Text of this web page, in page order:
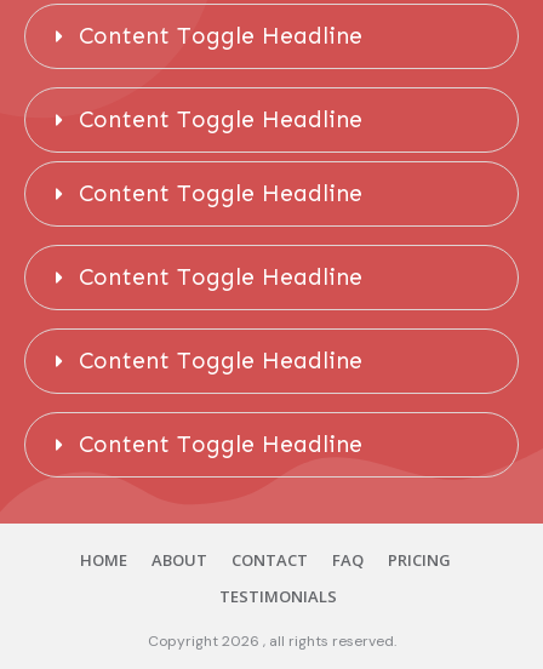
Content Toggle Headline
Content Toggle Headline
Content Toggle Headline
Content Toggle Headline
Content Toggle Headline
Content Toggle Headline
HOME ABOUT CONTACT FAQ
PRICING
TESTIMONIALS
Copyright2026 , all rights reserved.